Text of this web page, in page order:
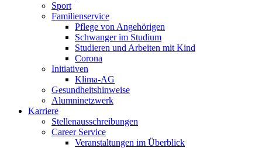
Sport
Familienservice
Pflege von Angehörigen
Schwanger im Studium
Studieren und Arbeiten mit Kind
Corona
Initiativen
Klima-AG
Gesundheitshinweise
Alumninetzwerk
Karriere
Stellenausschreibungen
Career Service
Veranstaltungen im Überblick